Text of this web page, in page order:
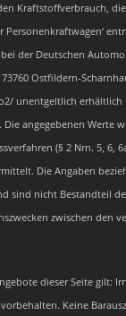
Kraftstoffverbrauch,
Personenkraftwagen‘
der Deutschen
Ostfildern-
unentgeltlich erhältlich
angegebenen Werte
(§ 2 Nrn. 5, 6,
Die Angaben
sind nicht Bestandteil
zwischen den
dieser Seite gilt:
Keine